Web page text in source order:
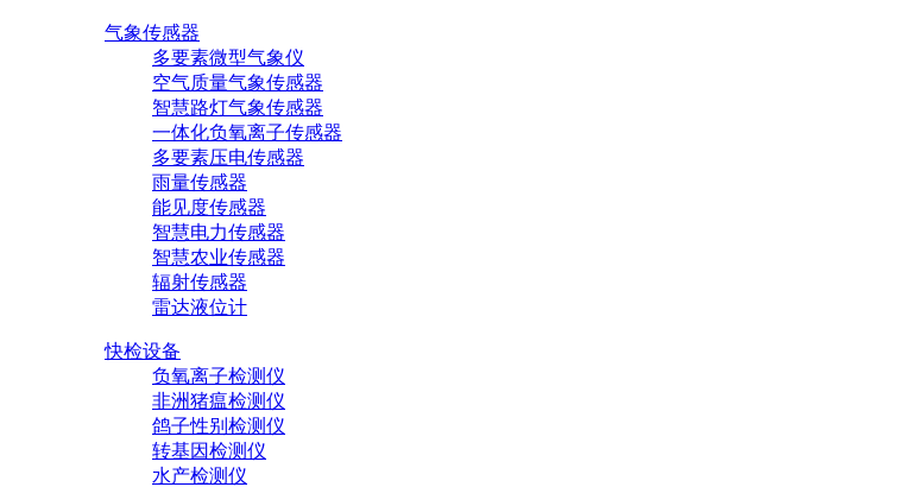
气象传感器
多要素微型气象仪
空气质量气象传感器
智慧路灯气象传感器
一体化负氧离子传感器
多要素压电传感器
雨量传感器
能见度传感器
智慧电力传感器
智慧农业传感器
辐射传感器
雷达液位计
快检设备
负氧离子检测仪
非洲猪瘟检测仪
鸽子性别检测仪
转基因检测仪
水产检测仪